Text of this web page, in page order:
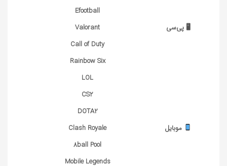
Efootball
🖥 پی‌سی
Valorant
Call of Duty
Rainbow Six
LOL
CS2
DOTA2
موبایل
Clash Royale
8ball Pool
Mobile Legends